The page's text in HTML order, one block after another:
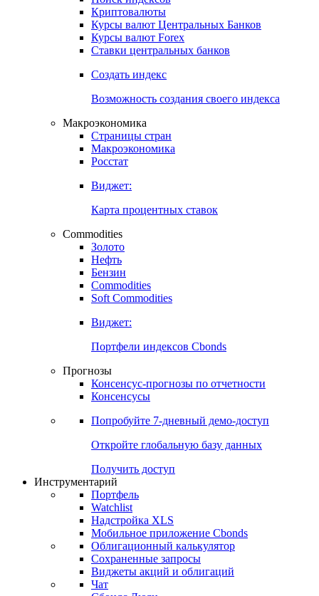
Получить доступ
Индикаторы рынка
Поиск индексов
Курсы валют Центральных Банков
Ставки центральных банков
Создать индекс
Возможность создания своего индекса
Страницы стран
Росстат
Виджет:
Карта процентных ставок
Commodities
Золото
Бензин
Soft Commodities
Виджет:
Портфели индексов Cbonds
Прогнозы
Консенсусы
Попробуйте7-дневный
Откройте глобальную базу данных
Получить доступ
Инструментарий
Портфель
Watchlist
Надстройка XLS
Мобильное приложение Cbonds